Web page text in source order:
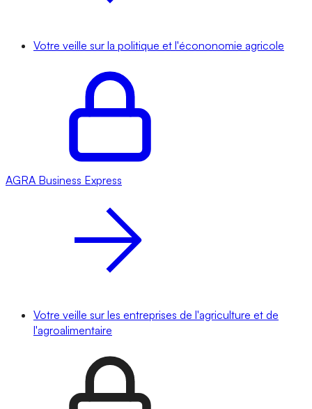
Votre veille sur la politique et l'écononomie agricole
AGRA Business Express
Votre veille sur les entreprises de l'agriculture et de
l'agroalimentaire